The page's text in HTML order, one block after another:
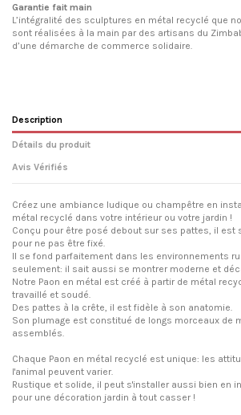
Garantie fait main
L’intégralité des sculptures en métal recyclé que
sont réalisées à la main par des artisans du
d’une démarche de commerce solidaire.
Description
Détails du produit
Avis Vérifiés
Créez une ambiance ludique ou champêtre en
métal recyclé dans votre intérieur ou votre jardin !
Conçu pour être posé debout sur ses pattes, il
pour ne pas être fixé.
Il se fond parfaitement dans les environnements
seulement: il sait aussi se montrer moderne et
Notre Paon en métal est créé à partir de métal
travaillé et soudé.
Des pattes à la crête, il est fidèle à son anatomie.
Son plumage est constitué de longs morceaux de
assemblés.
Chaque Paon en métal recyclé est unique: les
l'animal peuvent varier.
Rustique et solide, il peut s'installer aussi bien en
pour une décoration jardin à tout casser !